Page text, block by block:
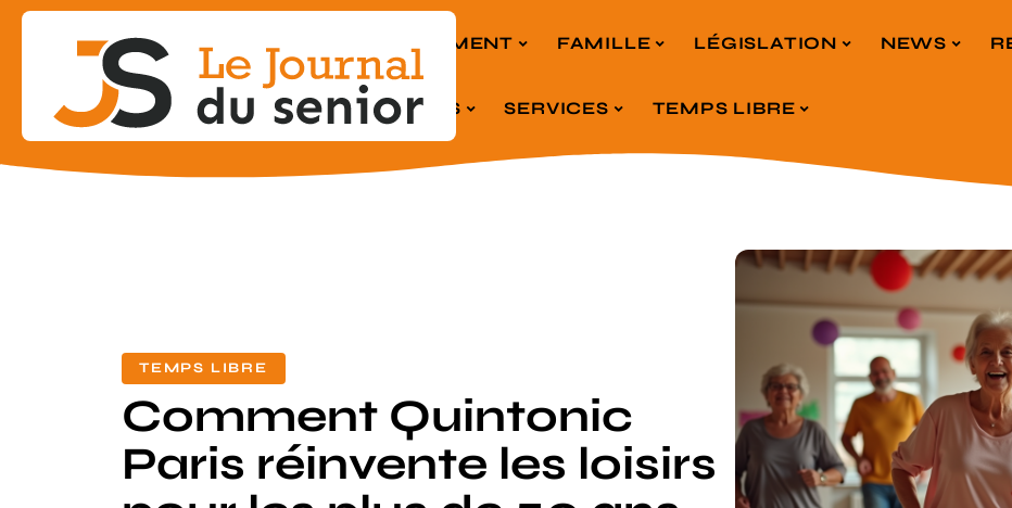
EQUIPEMENT FAMILLE LÉGISLATION NEWS
SENIORS SERVICES TEMPS LIBRE
TEMPS LIBRE
Comment Quintonic
Paris réinvente les loisirs